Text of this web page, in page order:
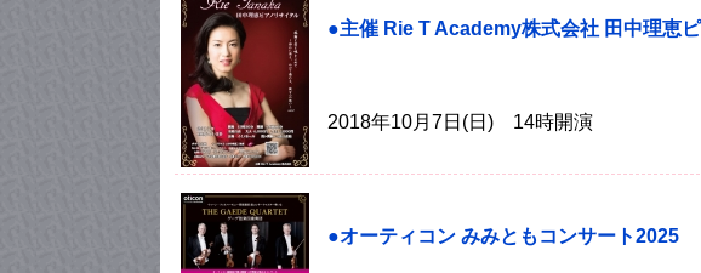
●主催 Rie T Academy株式会社 田中理恵
2018年10月7日(日) 14時開演
●オーティコン みみともコンサート2025